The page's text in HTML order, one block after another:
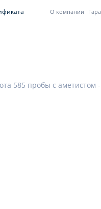
О компании
585 пробы с аметистом